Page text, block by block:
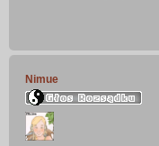
Nimue